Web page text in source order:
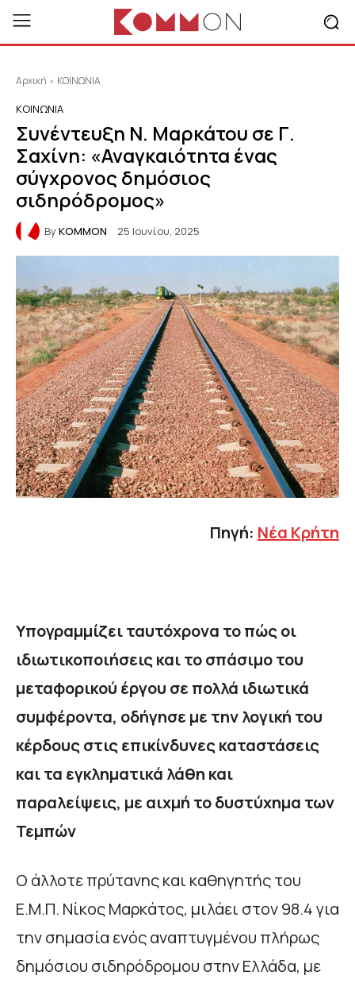
Αρχική ΚΟΙΝΩΝΙΑ
ΚΟΙΝΩΝΙΑ
Συνέντευξη Ν. Μαρκάτου σε Γ.
Σαχίνη: «Αναγκαιότητα ένας
σύγχρονος δημόσιος
σιδηρόδρομος»
ByKOMMON 25 Ιουνίου, 2025
Πηγή: Νέα Κρήτη
Υπογραμμίζει ταυτόχρονα το πώς οι
ιδιωτικοποιήσεις και το σπάσιμο του
μεταφορικού έργου σε πολλά ιδιωτικά
συμφέροντα, οδήγησε με την λογική του
κέρδους στις επικίνδυνες καταστάσεις
και τα εγκληματικά λάθη και
παραλείψεις, με αιχμή το δυστύχημα των
Τεμπών
Ο άλλοτε πρύτανης και καθηγητής του
Ε.Μ.Π. Νίκος Μαρκάτος, μιλάει στον 98.4 για
την σημασία ενός αναπτυγμένου πλήρως
δημόσιου σιδηρόδρομου στην Ελλάδα, με